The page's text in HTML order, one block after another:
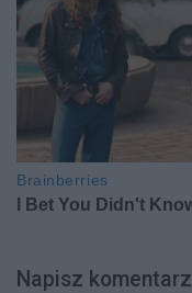
Napisz komentarz